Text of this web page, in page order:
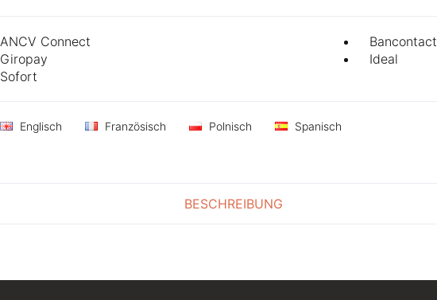
ANCV Connect
Bancontact
Giropay
Ideal
Sofort
Englisch Französisch Polnisch Spanisch
BESCHREIBUNG